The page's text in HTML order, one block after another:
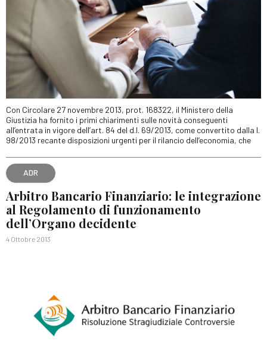
Con Circolare 27 novembre 2013, prot. 168322, il Ministero della
Giustizia ha fornito i primi chiarimenti sulle novità conseguenti
all’entrata in vigore dell’art. 84 del d.l. 69/2013, come convertito dalla l.
98/2013 recante disposizioni urgenti per il rilancio dell’economia, che
ADR
Arbitro Bancario Finanziario: le integrazione
al Regolamento di funzionamento
dell’Organo decidente
4 Ottobre 2013